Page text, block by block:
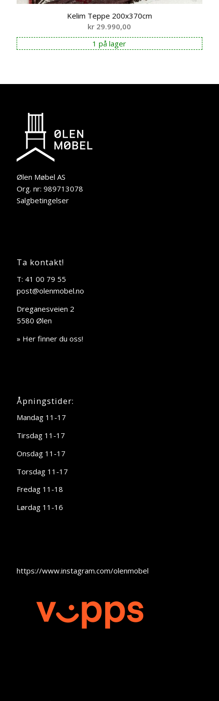
Kelim Teppe 200x370cm
kr 29.990,00
1 på lager
Ølen Møbel AS
Org. nr: 989713078
Salgbetingelser
Ta kontakt!
T: 41 00 79 55
post@olenmobel.no
Dreganesveien 2
5580 Ølen
» Her finner du oss!
Åpningstider:
Mandag 11-17
Tirsdag 11-17
Onsdag 11-17
Torsdag 11-17
Fredag 11-18
Lørdag 11-16
https://www.instagram.com/olenmobel